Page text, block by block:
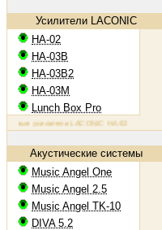
Усилители LACONIC
HA-02
HA-03B
HA-03B2
HA-03M
Lunch Box Pro
усилители LACONIC HA-02,03B/B2/M:
Акустические системы
Music Angel One
Music Angel 2.5
Music Angel TK-10
DIVA 5.2